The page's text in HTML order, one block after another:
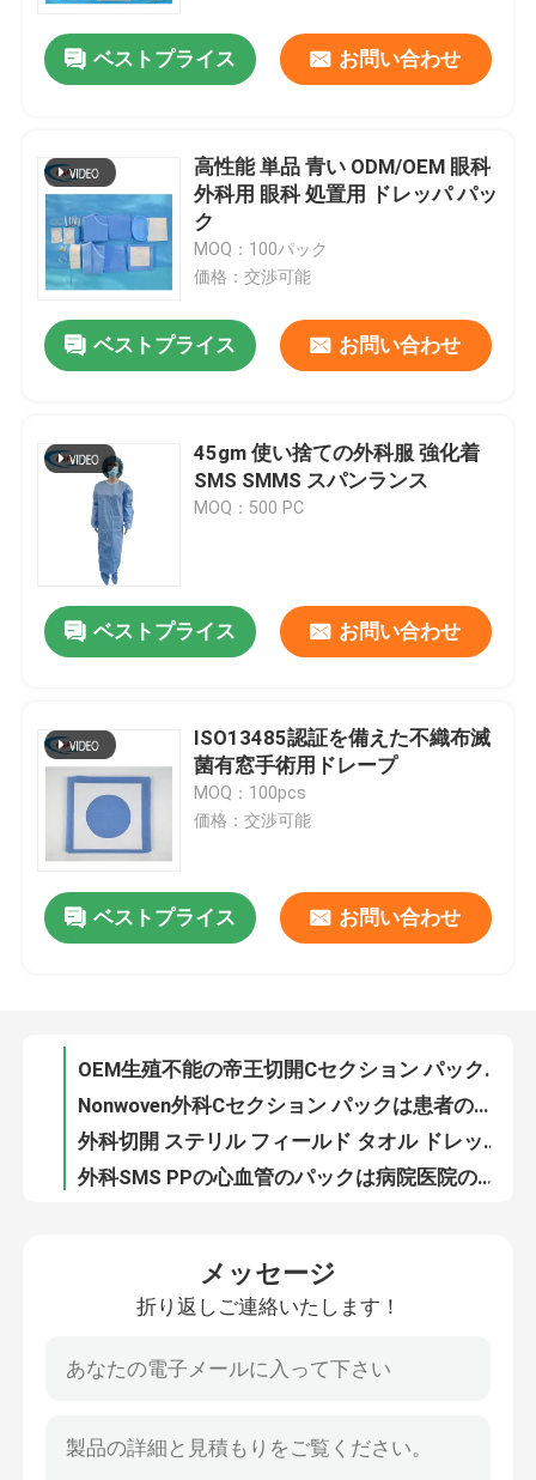
家へ
製品
ビデオ
工場 ツアー
連絡 ください
ベストプライス お問い合わせ
高性能 単品 青い ODM/OEM 眼科
外科用 眼科 処置用 ドレッパ パッ
ク
MOQ：100パック
価格：交渉可能
ベストプライス お問い合わせ
45gm 使い捨ての外科服 強化着
SMS SMMS スパンランス
MOQ：500 PC
ベストプライス お問い合わせ
ISO13485認証を備えた不織布滅
菌有窓手術用ドレープ
MOQ：100pcs
価格：交渉可能
ベストプライス お問い合わせ
帝王切開粘着性がある外科をおおう病院のためのパックの個々の袋を切開しなさい
外科SMS PPの心血管のパックは病院医院のためのシートをおおう
メッセージ
折り返しご連絡いたします！